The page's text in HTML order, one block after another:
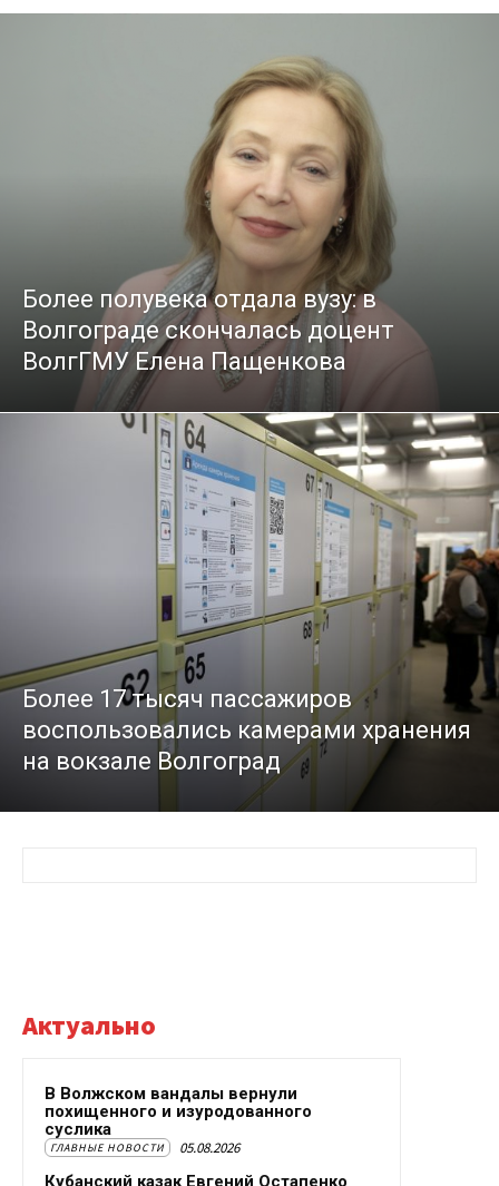
Более полувека отдала вузу: в
Волгограде скончалась доцент
ВолгГМУ Елена Пащенкова
Более 17 тысяч пассажиров
воспользовались камерами хранения
на вокзале Волгоград
Актуально
В Волжском вандалы вернули
похищенного и изуродованного
суслика
ГЛАВНЫЕ НОВОСТИ 05.08.2026
Кубанский казак Евгений Остапенко